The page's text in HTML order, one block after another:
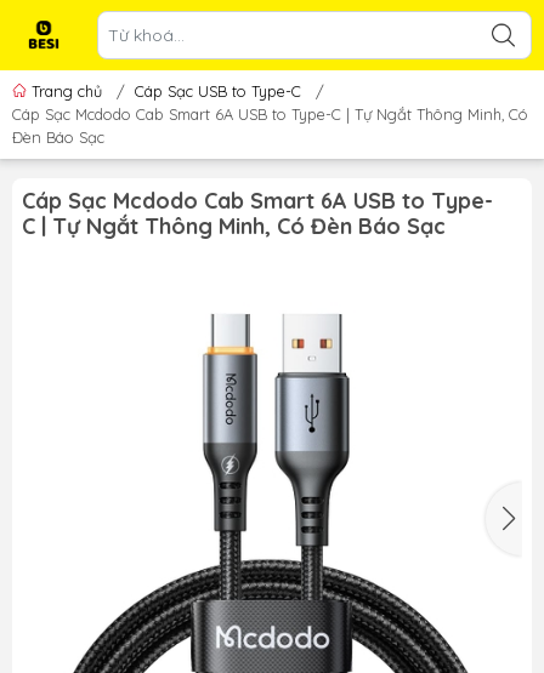
Trang chủ / Cáp Sạc USB to Type-C
/
Cáp Sạc Mcdodo Cab Smart 6A USB to Type-C | Tự Ngắt Thông Minh, Có
Đèn Báo Sạc
Cáp Sạc Mcdodo Cab Smart 6A USB to Type-
C | Tự Ngắt Thông Minh, Có Đèn Báo Sạc